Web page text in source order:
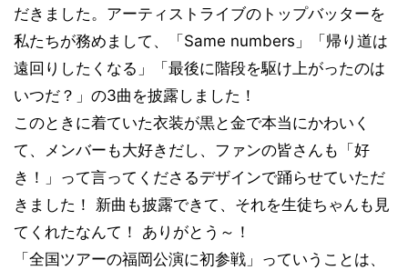
だきました。アーティストライブのトップバッターを
私たちが務めまして、「Same numbers」「帰り道は
遠回りしたくなる」「最後に階段を駆け上がったのは
いつだ？」の3曲を披露しました！
このときに着ていた衣装が黒と金で本当にかわいく
て、メンバーも大好きだし、ファンの皆さんも「好
き！」って言ってくださるデザインで踊らせていただ
きました！ 新曲も披露できて、それを生徒ちゃんも見
てくれたなんて！ ありがとう～！
「全国ツアーの福岡公演に初参戦」っていうことは、